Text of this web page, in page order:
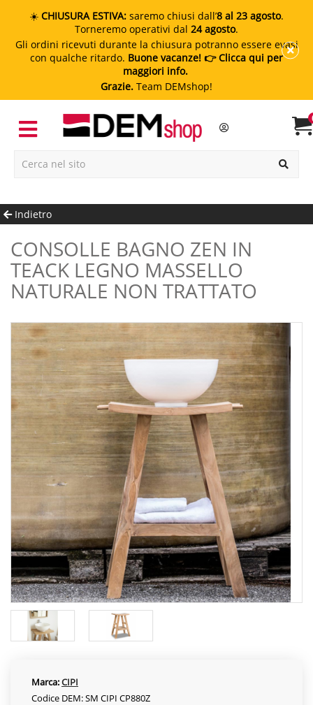
☀️ CHIUSURA ESTIVA: saremo chiusi dall’8 al 23 agosto.
Torneremo operativi dal 24 agosto.
Gli ordini ricevuti durante la chiusura potranno essere evasi
con qualche ritardo. Buone vacanze! 👉 Clicca qui per
maggiori info.
Grazie. Team DEMshop!
Indietro
CONSOLLE BAGNO ZEN IN
TEACK LEGNO MASSELLO
NATURALE NON TRATTATO
Marca:CIPI
Codice DEM: SM CIPI CP880Z